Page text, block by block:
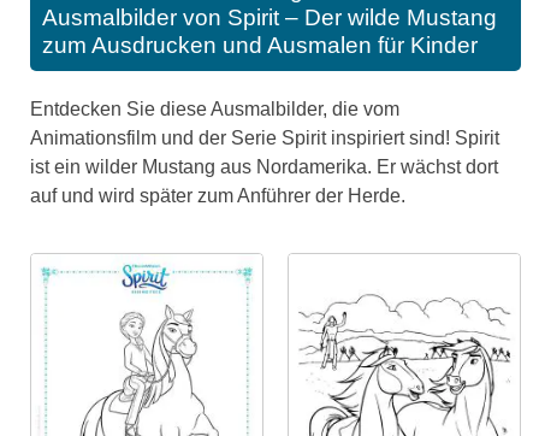
Ausmalbilder von Spirit – Der wilde Mustang
zum Ausdrucken und Ausmalen für Kinder
Entdecken Sie diese Ausmalbilder, die vom
Animationsfilm und der Serie Spirit inspiriert sind! Spirit
ist ein wilder Mustang aus Nordamerika. Er wächst dort
auf und wird später zum Anführer der Herde.